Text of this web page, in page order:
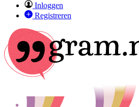
Inloggen
Registreren